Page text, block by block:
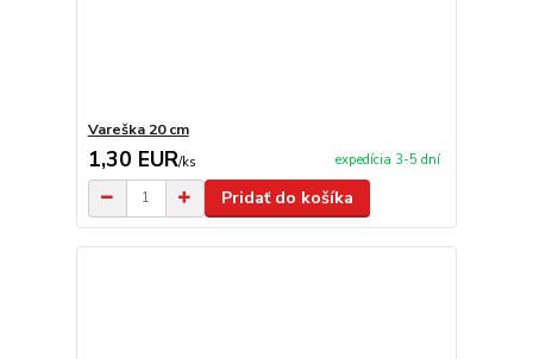
Vareška 20 cm
1,30 EUR/ks expedícia 3-5 dní
Pridať do košíka